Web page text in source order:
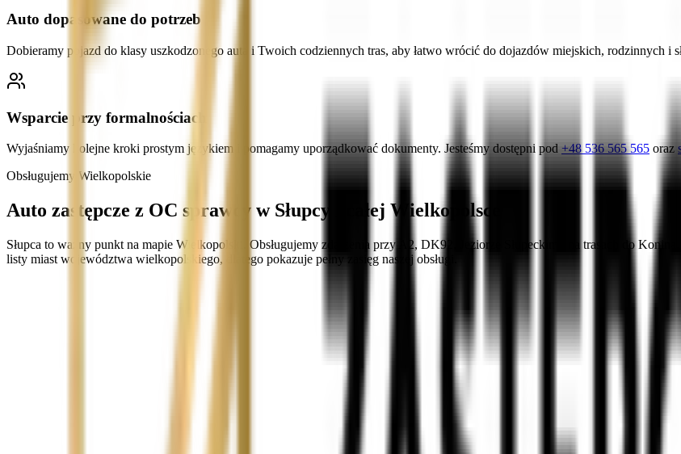
Auto dopasowane do potrzeb
Dobieramy pojazd do klasy uszkodzonego auta i Twoich codziennych tras, aby łatwo wrócić do dojazdów miejskich, rodzinnych i
Wsparcie przy formalnościach
Wyjaśniamy kolejne kroki prostym językiem i pomagamy uporządkować dokumenty. Jesteśmy dostępni pod +48 536 565 565 oraz
Obsługujemy Wielkopolskie
Auto zastępcze z OC sprawcy w Słupcy i całej Wielkopolsce
Słupca to ważny punkt na mapie Wielkopolski. Obsługujemy zdarzenia przy A2, DK92, Jeziorze Słupeckim i na trasach do
listy miast województwa wielkopolskiego, dlatego pokazuje pełny zasięg naszej obsługi.